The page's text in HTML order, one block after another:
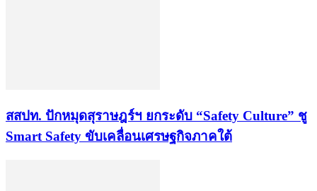
สสปท. ปักหมุดสุราษฎร์ฯ ยกระดับ “Safety Culture” ชู
Smart Safety ขับเคลื่อนเศรษฐกิจภาคใต้